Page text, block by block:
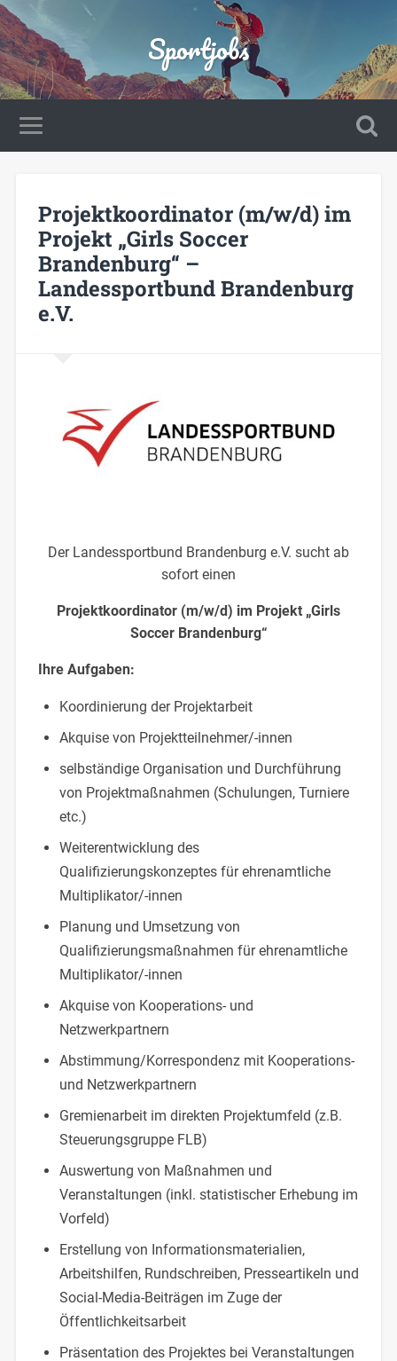
Sportjobs
Projektkoordinator (m/w/d) im
Projekt „Girls Soccer
Brandenburg“ –
Landessportbund Brandenburg
e.V.
Der Landessportbund Brandenburg e.V. sucht ab
sofort einen
Projektkoordinator (m/w/d) im Projekt „Girls
Soccer Brandenburg“
Ihre Aufgaben:
Koordinierung der Projektarbeit
Akquise von Projektteilnehmer/-innen
selbständige Organisation und Durchführung
von Projektmaßnahmen (Schulungen, Turniere
etc.)
Weiterentwicklung des
Qualifizierungskonzeptes für ehrenamtliche
Multiplikator/-innen
Planung und Umsetzung von
Qualifizierungsmaßnahmen für ehrenamtliche
Multiplikator/-innen
Akquise von Kooperations- und
Netzwerkpartnern
Abstimmung/Korrespondenz mit Kooperations-
und Netzwerkpartnern
Gremienarbeit im direkten Projektumfeld (z.B.
Steuerungsgruppe FLB)
Auswertung von Maßnahmen und
Veranstaltungen (inkl. statistischer Erhebung im
Vorfeld)
Erstellung von Informationsmaterialien,
Arbeitshilfen, Rundschreiben, Presseartikeln und
Social-Media-Beiträgen im Zuge der
Öffentlichkeitsarbeit
Präsentation des Projektes bei Veranstaltungen